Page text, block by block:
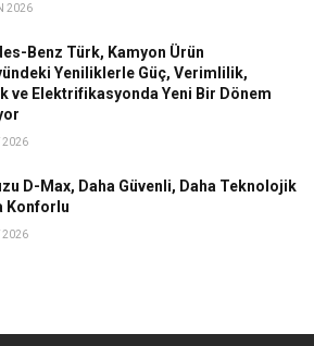
2026
Benz Türk, Kamyon Ürün
Yeniliklerle Güç, Verimlilik,
ve Elektrifikasyonda Yeni Bir Dönem
2026
D-Max, Daha Güvenli, Daha Teknolojik
Konforlu
2026